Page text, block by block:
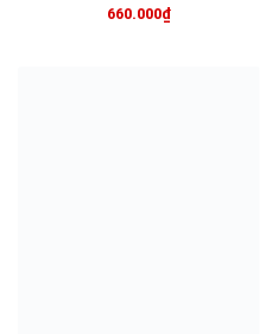
660.000₫